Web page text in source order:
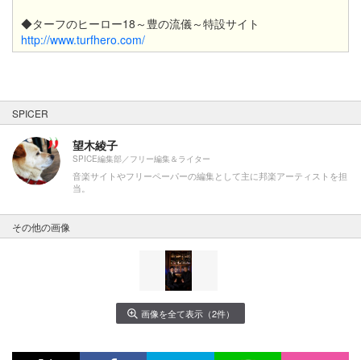
◆ターフのヒーロー18～豊の流儀～特設サイト
http://www.turfhero.com/
SPICER
望木綾子
SPICE編集部／フリー編集＆ライター
音楽サイトやフリーペーパーの編集として主に邦楽アーティストを担
当。
その他の画像
画像を全て表示（2件）